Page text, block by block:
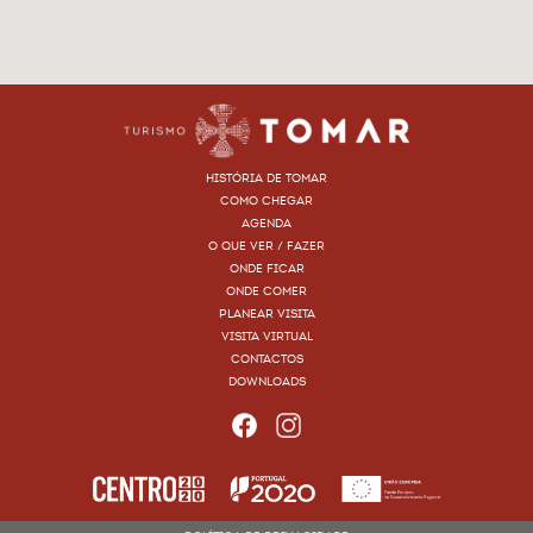
HISTÓRIA DE TOMAR
COMO CHEGAR
AGENDA
O QUE VER / FAZER
ONDE FICAR
ONDE COMER
PLANEAR VISITA
VISITA VIRTUAL
CONTACTOS
DOWNLOADS